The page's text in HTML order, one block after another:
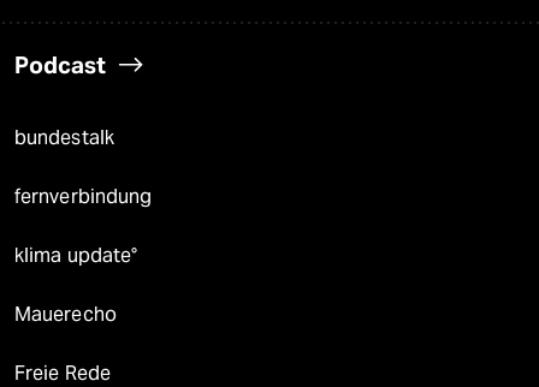
Podcast
bundestalk
fernverbindung
klima update°
Mauerecho
Freie Rede